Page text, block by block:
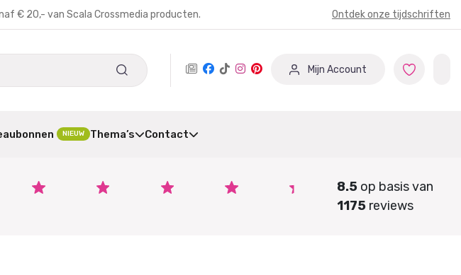
€ 20,- van Scala Crossmedia producten. Ontdek onze tijdschriften
Mijn Account
NIEUW Thema’s Contact
8.5op basis van
1175reviews